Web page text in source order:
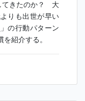
てきたのか？ 大
りも出世が早い
の行動パターン
紹介する。